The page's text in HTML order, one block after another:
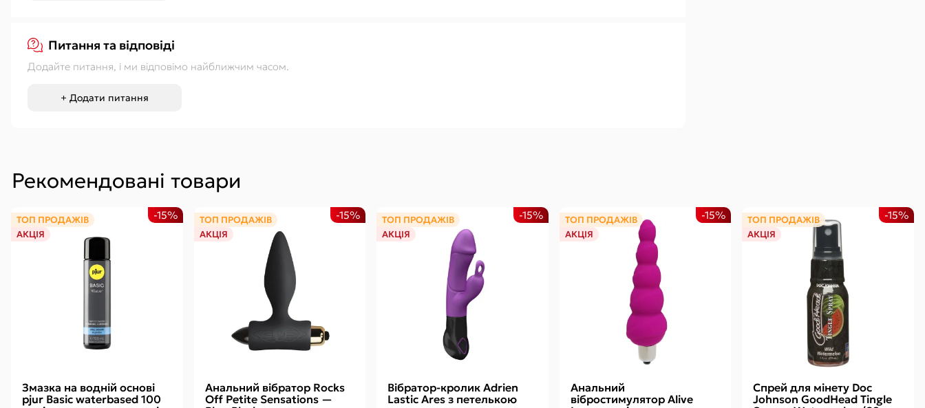
Питання та відповіді
Додайте питання, і ми відповімо найближчим часом.
+ Додати питання
Рекомендовані товари
ТОП ПРОДАЖІВ
АКЦІЯ
Змазка на водній основі
pjur Basic waterbased 100
-15%
ТОП ПРОДАЖІВ
АКЦІЯ
Анальний вібратор Rocks
Off Petite Sensations —
-15%
ТОП ПРОДАЖІВ
АКЦІЯ
Вібратор-кролик Adrien
Lastic Ares з петелькою
-15%
ТОП ПРОДАЖІВ
АКЦІЯ
Анальний
вібростимулятор Alive
-15%
ТОП ПРОДАЖІВ
АКЦІЯ
Спрей для мінету Doc
Johnson GoodHead Tingle
-15%